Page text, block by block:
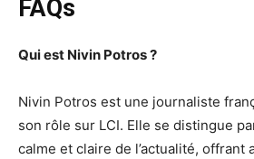
FAQs
Qui est Nivin Potros ?
Nivin Potros est une journaliste
son rôle sur LCI. Elle se distingue
calme et claire de l’actualité, offrant